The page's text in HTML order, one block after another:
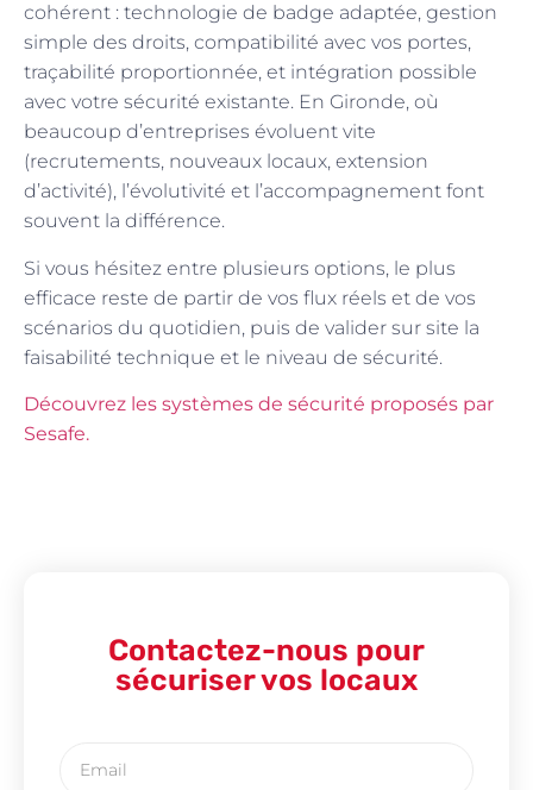
cohérent : technologie de badge adaptée, gestion
simple des droits, compatibilité avec vos portes,
traçabilité proportionnée, et intégration possible
avec votre sécurité existante. En Gironde, où
beaucoup d’entreprises évoluent vite
(recrutements, nouveaux locaux, extension
d’activité), l’évolutivité et l’accompagnement font
souvent la différence.
Si vous hésitez entre plusieurs options, le plus
efficace reste de partir de vos flux réels et de vos
scénarios du quotidien, puis de valider sur site la
faisabilité technique et le niveau de sécurité.
Découvrez les systèmes de sécurité proposés par
Sesafe.
Contactez-nous pour
sécuriser vos locaux